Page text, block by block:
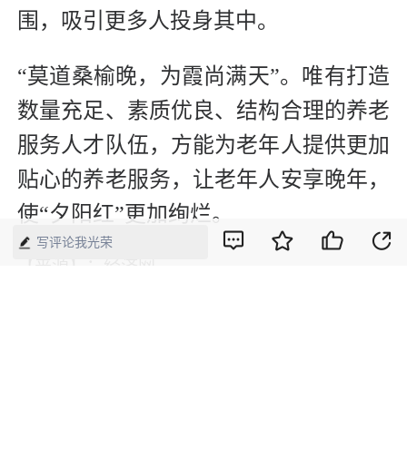
围，吸引更多人投身其中。
“莫道桑榆晚，为霞尚满天”。唯有打造
数量充足、素质优良、结构合理的养老
服务人才队伍，方能为老年人提供更加
贴心的养老服务，让老年人安享晚年，
使“夕阳红”更加绚烂。
【来源】：经济网
写评论我光荣